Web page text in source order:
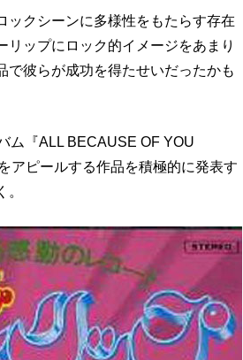
ックシーンに多様性をもたらす存在
ップにロック的イメージをあまり
彼らが成功を得たせいだったかも
ム『ALL BECAUSE OF YOU
アピールする作品を積極的に発表す